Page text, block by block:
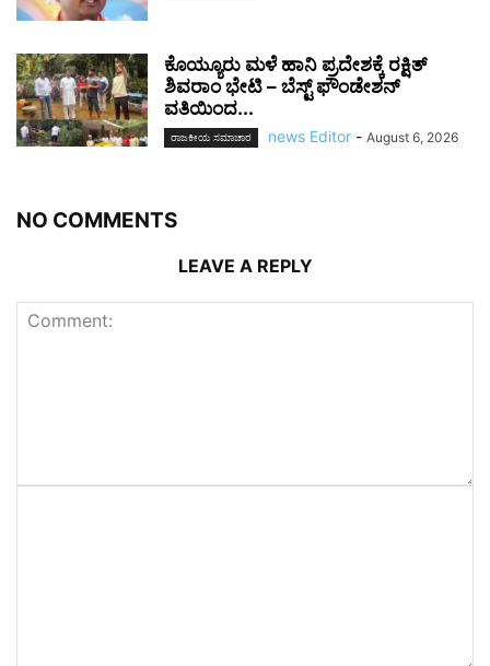
ಕೊಯ್ಯೂರು ಮಳೆ ಹಾನಿ ಪ್ರದೇಶಕ್ಕೆ ರಕ್ಷಿತ್
ಶಿವರಾಂ ಭೇಟಿ – ಬೆಸ್ಟ್ ಫೌಂಡೇಶನ್
ವತಿಯಿಂದ...
ರಾಜಕೀಯ ಸಮಾಚಾರ news Editor - August 6, 2026
NO COMMENTS
LEAVE A REPLY